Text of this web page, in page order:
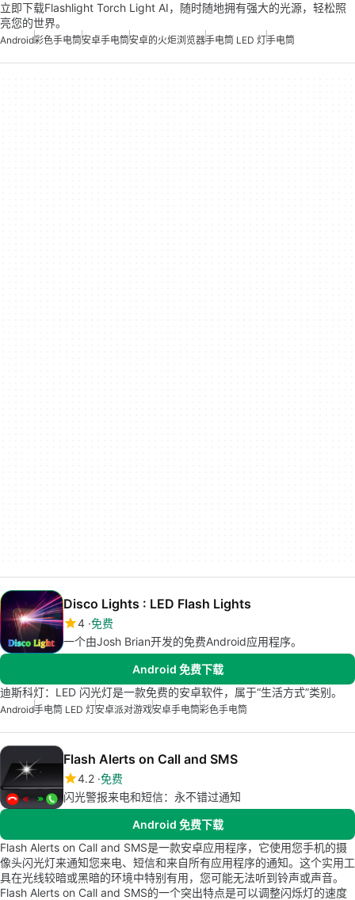
立即下载Flashlight Torch Light AI，随时随地拥有强大的光源，轻松照
亮您的世界。
Android彩色手电筒安卓手电筒安卓的火炬浏览器手电筒 LED 灯手电筒
Disco Lights : LED Flash Lights
4 免费
一个由Josh Brian开发的免费Android应用程序。
Android 免费下载
迪斯科灯：LED 闪光灯是一款免费的安卓软件，属于“生活方式”类别。
Android手电筒 LED 灯安卓派对游戏安卓手电筒彩色手电筒
Flash Alerts on Call and SMS
4.2 免费
闪光警报来电和短信：永不错过通知
Android 免费下载
Flash Alerts on Call and SMS是一款安卓应用程序，它使用您手机的摄
像头闪光灯来通知您来电、短信和来自所有应用程序的通知。这个实用工
具在光线较暗或黑暗的环境中特别有用，您可能无法听到铃声或声音。
Flash Alerts on Call and SMS的一个突出特点是可以调整闪烁灯的速度